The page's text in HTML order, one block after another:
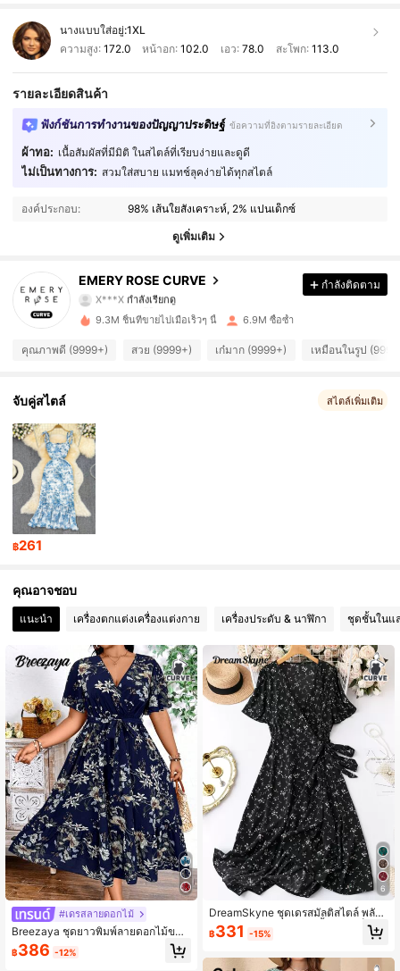
นางแบบใส่อยู่:1XL
ความสูง: 172.0 หน้าอก:102.0 เอว: 78.0 สะโพก: 113.0
รายละเอียดสินค้า
ฟังก์ชันการทำงานของปัญญาประดิษฐ์ ข้อความที่อิงตามรายละเอียด
ผ้าทอ: เนื้อสัมผัสที่มีมิติ ในสไตล์ที่เรียบง่ายและดูดี
ไม่เป็นทางการ: สวมใส่สบาย แมทช์ลุคง่ายได้ทุกสไตล์
องค์ประกอบ: 98% เส้นใยสังเคราะห์, 2% แปนเด็กซ์
ดูเพิ่มเติม
EMERY ROSE CURVE
4.86 1M ผู้ติดตาม
1M ผู้ติดตาม
4.86 1M ผู้ติดตาม
4.86
กำลังติดตาม
9.3M ชิ้นที่ขายไปเมื่อเร็วๆ นี้ 6.9M ซื้อซ้ำ
คุณภาพดี (9999+) สวย (9999+) เก๋มาก (9999+) เหมือนในรูป
จับคู่สไตล์ สไตล์เพิ่มเติม
฿261
คุณอาจชอบ
แนะนำ เครื่องตกแต่งเครื่องแต่งกาย เครื่องประดับ & นาฬิกา ชุดชั้นในแ
#เดรสลายดอกไม้
Breezaya ชุดยาวพิมพ์ลายดอกไม้ขนา
ดใหญ่ สำหรับวันหยุด ผู้หญิง สำหรับฤดู
ร้อน
฿386 -12%
6
DreamSkyne ชุดเดรสมัลติสไตล์ พลัส
ลายดอกไม้อ่อนๆ แขนผีเสื้อ คาดเข็มขัด
ยาว สำหรับผู้หญิง
฿331 -15%